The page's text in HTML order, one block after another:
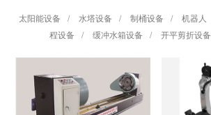
太阳能设备 / 水塔设备 / 制桶设备 / 机器人
程设备
/ 缓冲水箱设备 / 开平剪折设备